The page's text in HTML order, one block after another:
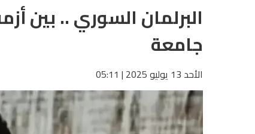
البرلمان السوري .. بين
جامعة
الأحد 13 يوليو 2025 | 05:11